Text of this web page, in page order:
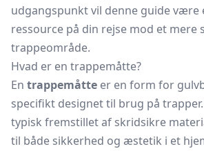
udgangspunkt vil denne guide
ressource på din rejse mod et
trappeområde.
Hvad er en trappemåtte?
En trappemåtte er en form for
specifikt designet til brug på
typisk fremstillet af skridsikre
til både sikkerhed og æstetik i et